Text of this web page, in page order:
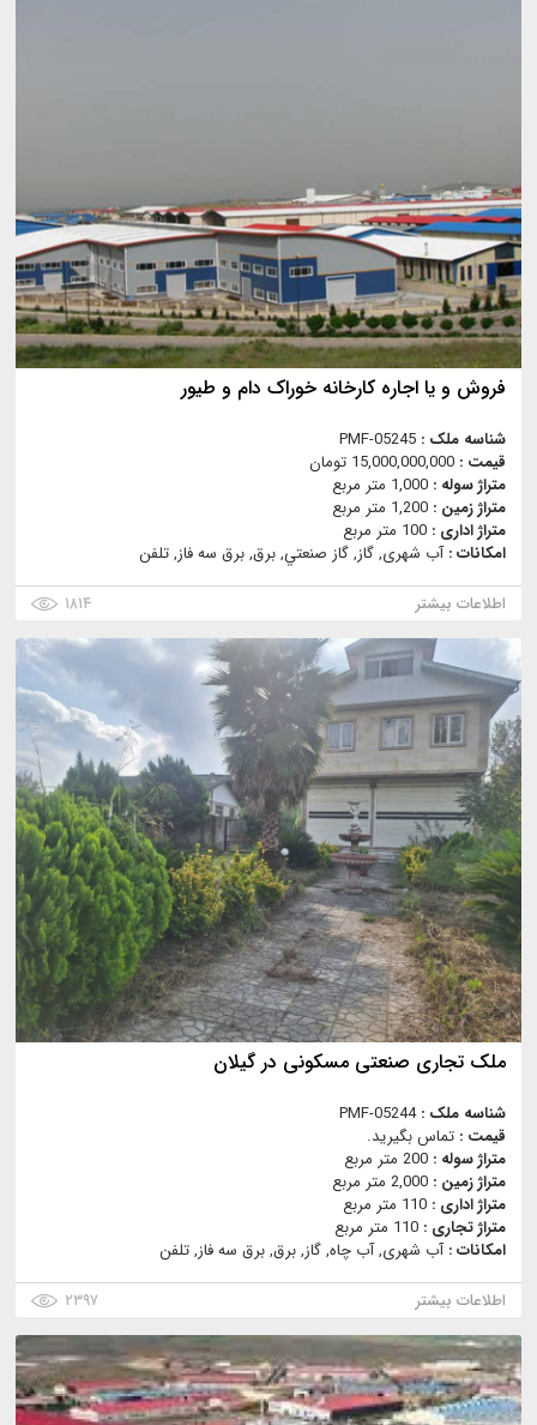
فروش و یا اجاره کارخانه خوراک دام و طیور
شناسه ملک : PMF-05245
قیمت : 15,000,000,000 تومان
متراژ سوله : 1,000 متر مربع
متراژ زمین : 1,200 متر مربع
متراژ اداری : 100 متر مربع
امکانات :آب شهری, گاز, گاز صنعتي, برق, برق سه فاز, تلفن
اطلاعات بیشتر
۱۸۱۴
ملک تجاری صنعتی مسکونی در گیلان
شناسه ملک :PMF-05244
قیمت : تماس بگیرید.
متراژ سوله : 200 متر مربع
متراژ زمین : 2,000 متر مربع
متراژ اداری : 110 متر مربع
متراژ تجاری : 110 متر مربع
امکانات :آب شهری, آب چاه, گاز, برق, برق سه فاز, تلفن
اطلاعات بیشتر
۲۳۹۷